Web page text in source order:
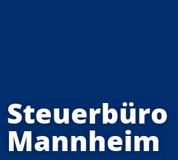
Steuerbüro
Mannheim